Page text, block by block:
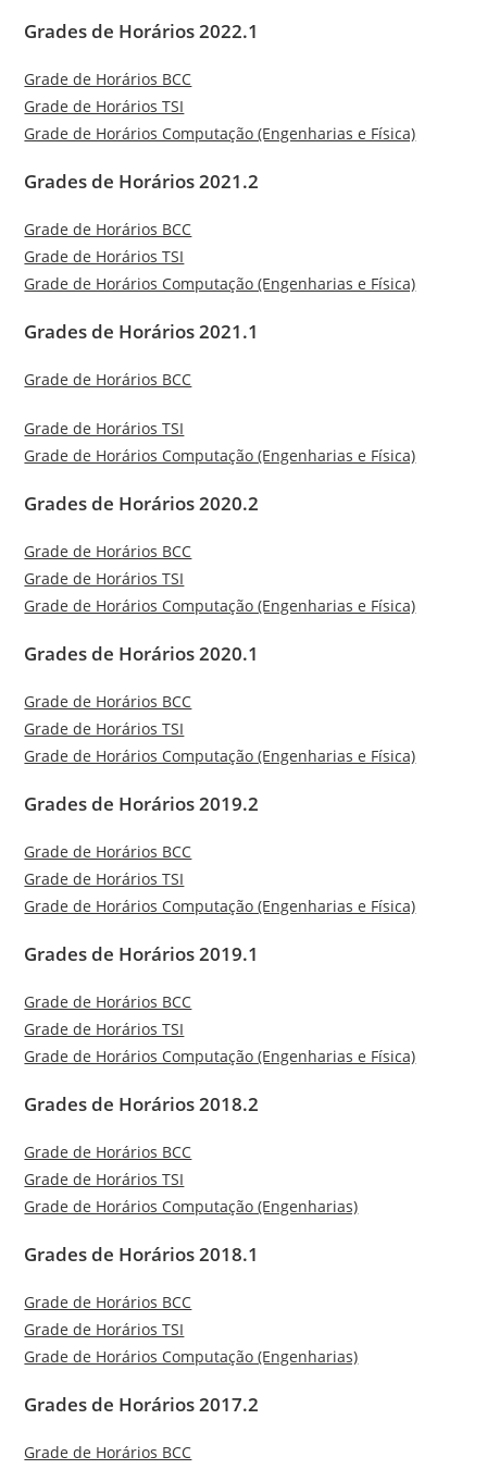
Grades de Horários 2022.1
Grade de Horários BCC
Grade de Horários TSI
Grade de Horários Computação (Engenharias e Física)
Grades de Horários 2021.2
Grade de Horários BCC
Grade de Horários TSI
Grade de Horários Computação (Engenharias e Física)
Grades de Horários 2021.1
Grade de Horários BCC
Grade de Horários TSI
Grade de Horários Computação (Engenharias e Física)
Grades de Horários 2020.2
Grade de Horários BCC
Grade de Horários TSI
Grade de Horários Computação (Engenharias e Física)
Grades de Horários 2020.1
Grade de Horários BCC
Grade de Horários TSI
Grade de Horários Computação (Engenharias e Física)
Grades de Horários 2019.2
Grade de Horários BCC
Grade de Horários TSI
Grade de Horários Computação (Engenharias e Física)
Grades de Horários 2019.1
Grade de Horários BCC
Grade de Horários TSI
Grade de Horários Computação (Engenharias e Física)
Grades de Horários 2018.2
Grade de Horários BCC
Grade de Horários TSI
Grade de Horários Computação (Engenharias)
Grades de Horários 2018.1
Grade de Horários BCC
Grade de Horários TSI
Grade de Horários Computação (Engenharias)
Grades de Horários 2017.2
Grade de Horários BCC